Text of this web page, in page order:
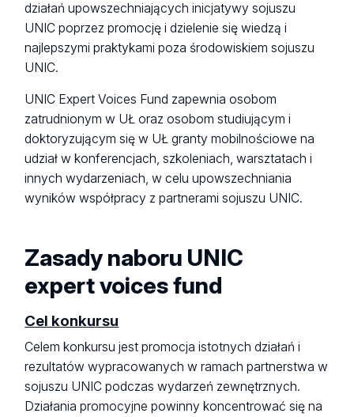
działań upowszechniających inicjatywy sojuszu
UNIC poprzez promocję i dzielenie się wiedzą i
najlepszymi praktykami poza środowiskiem sojuszu
UNIC.
UNIC Expert Voices Fund zapewnia osobom
zatrudnionym w UŁ oraz osobom studiującym i
doktoryzującym się w UŁ granty mobilnościowe na
udział w konferencjach, szkoleniach, warsztatach i
innych wydarzeniach, w celu upowszechniania
wyników współpracy z partnerami sojuszu UNIC.
Zasady naboru UNIC
expert voices fund
Cel konkursu
Celem konkursu jest promocja istotnych działań i
rezultatów wypracowanych w ramach partnerstwa w
sojuszu UNIC podczas wydarzeń zewnętrznych.
Działania promocyjne powinny koncentrować się na